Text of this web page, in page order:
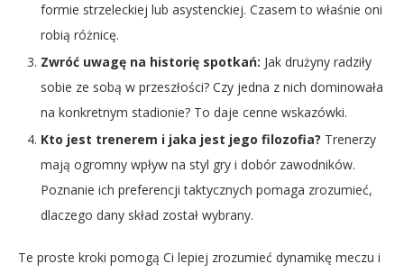
formie strzeleckiej lub asystenckiej. Czasem to właśnie oni
robią różnicę.
Zwróć uwagę na historię spotkań: Jak drużyny radziły
sobie ze sobą w przeszłości? Czy jedna z nich dominowała
na konkretnym stadionie? To daje cenne wskazówki.
Kto jest trenerem i jaka jest jego filozofia? Trenerzy
mają ogromny wpływ na styl gry i dobór zawodników.
Poznanie ich preferencji taktycznych pomaga zrozumieć,
dlaczego dany skład został wybrany.
Te proste kroki pomogą Ci lepiej zrozumieć dynamikę meczu i